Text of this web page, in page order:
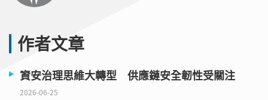
作者文章
資安治理思維大轉型 供應鏈安全韌性受關注
2026-06-25